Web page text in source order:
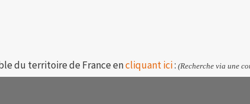
du territoire de France encliquant ici: (Recherche via une